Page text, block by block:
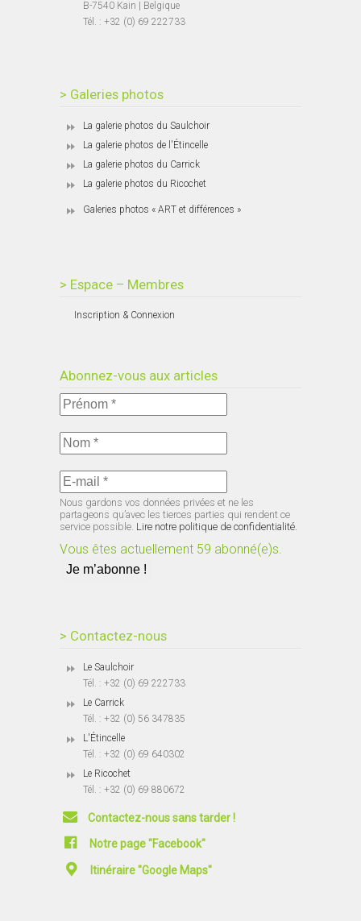
B-7540 Kain | Belgique
Tél. : +32 (0) 69 222733
> Galeries photos
La galerie photos du Saulchoir
La galerie photos de l'Étincelle
La galerie photos du Carrick
La galerie photos du Ricochet
Galeries photos « ART et différences »
> Espace – Membres
Inscription & Connexion
Abonnez-vous aux articles
Nous gardons vos données privées et ne les
partageons qu’avec les tierces parties qui rendent ce
service possible. Lire notre politique de confidentialité.
Vous êtes actuellement 59 abonné(e)s.
> Contactez-nous
Le Saulchoir
Tél. : +32 (0) 69 222733
Le Carrick
Tél. : +32 (0) 56 347835
L'Étincelle
Tél. : +32 (0) 69 640302
Le Ricochet
Tél. : +32 (0) 69 880672
Contactez-nous sans tarder !
Notre page "Facebook"
Itinéraire "Google Maps"